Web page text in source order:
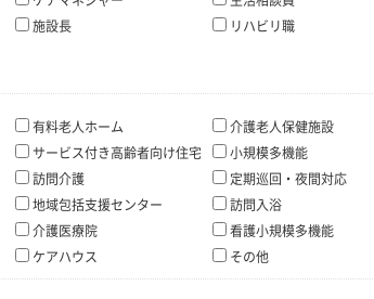
施設長
リハビリ職
有料老人ホーム
介護老人保健施設
サービス付き高齢者向け住宅
小規模多機能
訪問介護
定期巡回・夜間対応
地域包括支援センター
訪問入浴
介護医療院
看護小規模多機能
ケアハウス その他